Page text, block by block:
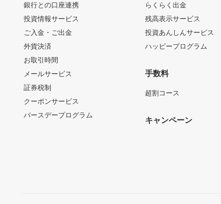
銀行との口座連携
投資情報サービス
ご入金・ご出金
外貨決済
お取引時間
メールサービス
証券税制
クーポンサービス
バースデープログラム
らくらく出金
残高表示サービス
投資あんしんサービス
ハッピープログラム
手数料
超割コース
キャンペーン